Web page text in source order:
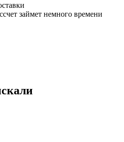
займет немного времени